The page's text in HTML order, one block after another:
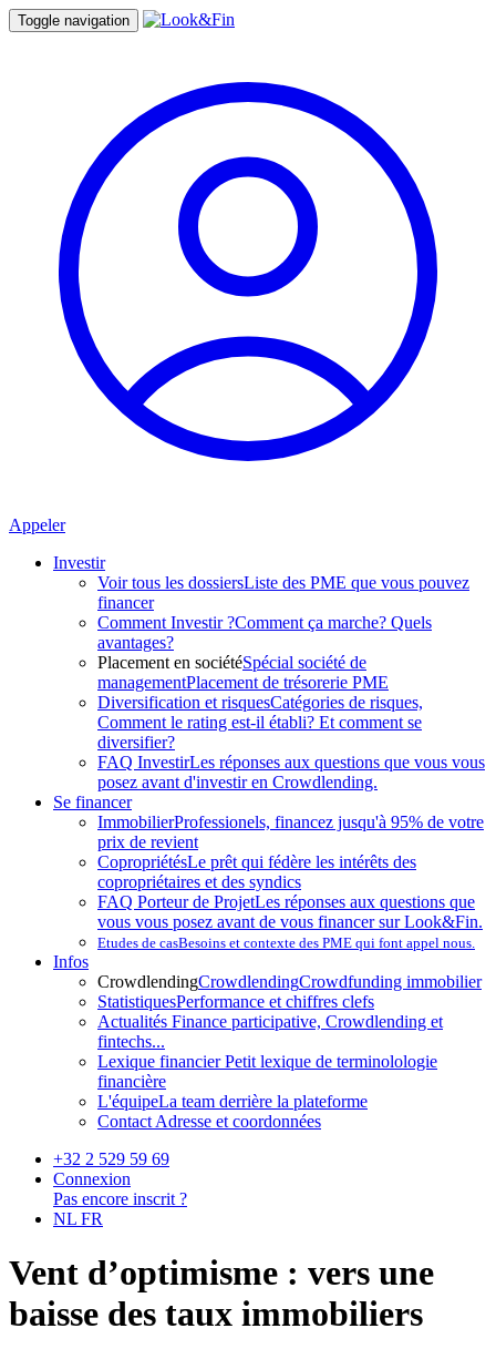
Toggle navigation
Appeler
Investir
Voir tous les dossiersListe des PME que vous pouvez
financer
Comment Investir ?Comment ça marche? Quels
avantages?
Placement en sociétéSpécial société de
managementPlacement de trésorerie PME
Diversification et risquesCatégories de risques,
Comment le rating est-il établi? Et comment se
diversifier?
FAQ InvestirLes réponses aux questions que vous vous
posez avant d'investir en Crowdlending.
Se financer
ImmobilierProfessionels, financez jusqu'à 95% de votre
prix de revient
CopropriétésLe prêt qui fédère les intérêts des
copropriétaires et des syndics
FAQ Porteur de ProjetLes réponses aux questions que
vous vous posez avant de vous financer sur Look&Fin.
Etudes de casBesoins et contexte des PME qui font appel nous.
Infos
CrowdlendingCrowdlendingCrowdfunding immobilier
StatistiquesPerformance et chiffres clefs
Actualités Finance participative, Crowdlending et
fintechs...
Lexique financierPetit lexique de terminolologie
financière
L'équipeLa team derrière la plateforme
Contact Adresse et coordonnées
+32 2 529 59 69
Connexion
Pas encore inscrit ?
NL FR
Vent d’optimisme : vers une
baisse des taux immobiliers